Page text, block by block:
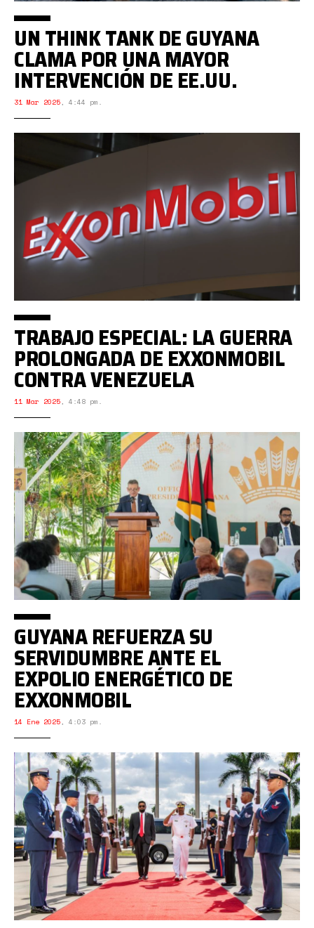
UN THINK TANK DE GUYANA
CLAMA POR UNA MAYOR
INTERVENCIÓN DE EE.UU.
31 Mar 2025, 4:44 pm.
TRABAJO ESPECIAL: LA GUERRA
PROLONGADA DE EXXONMOBIL
CONTRA VENEZUELA
11 Mar 2025, 4:48 pm.
GUYANA REFUERZA SU
SERVIDUMBRE ANTE EL
EXPOLIO ENERGÉTICO DE
EXXONMOBIL
14 Ene 2025, 4:03 pm.